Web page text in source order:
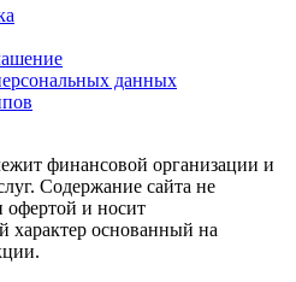
данных
финансовой организации и
Содержание сайта не
офертой и носит
основанный на